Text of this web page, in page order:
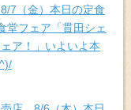
7（金）本日の定食
フェア「貫田シェ
ア！」いよいよ本